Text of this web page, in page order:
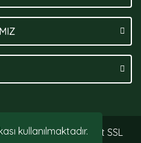
kullanılmaktadır.
kartı bilgileriniz 256bit SSL